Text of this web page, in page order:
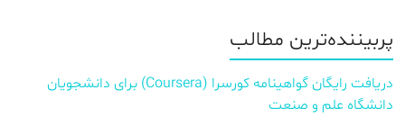
پربیننده‌ترین مطالب
دریافت رایگان گواهینامه کورسرا (Coursera) برای دانشجویان
دانشگاه علم و صنعت